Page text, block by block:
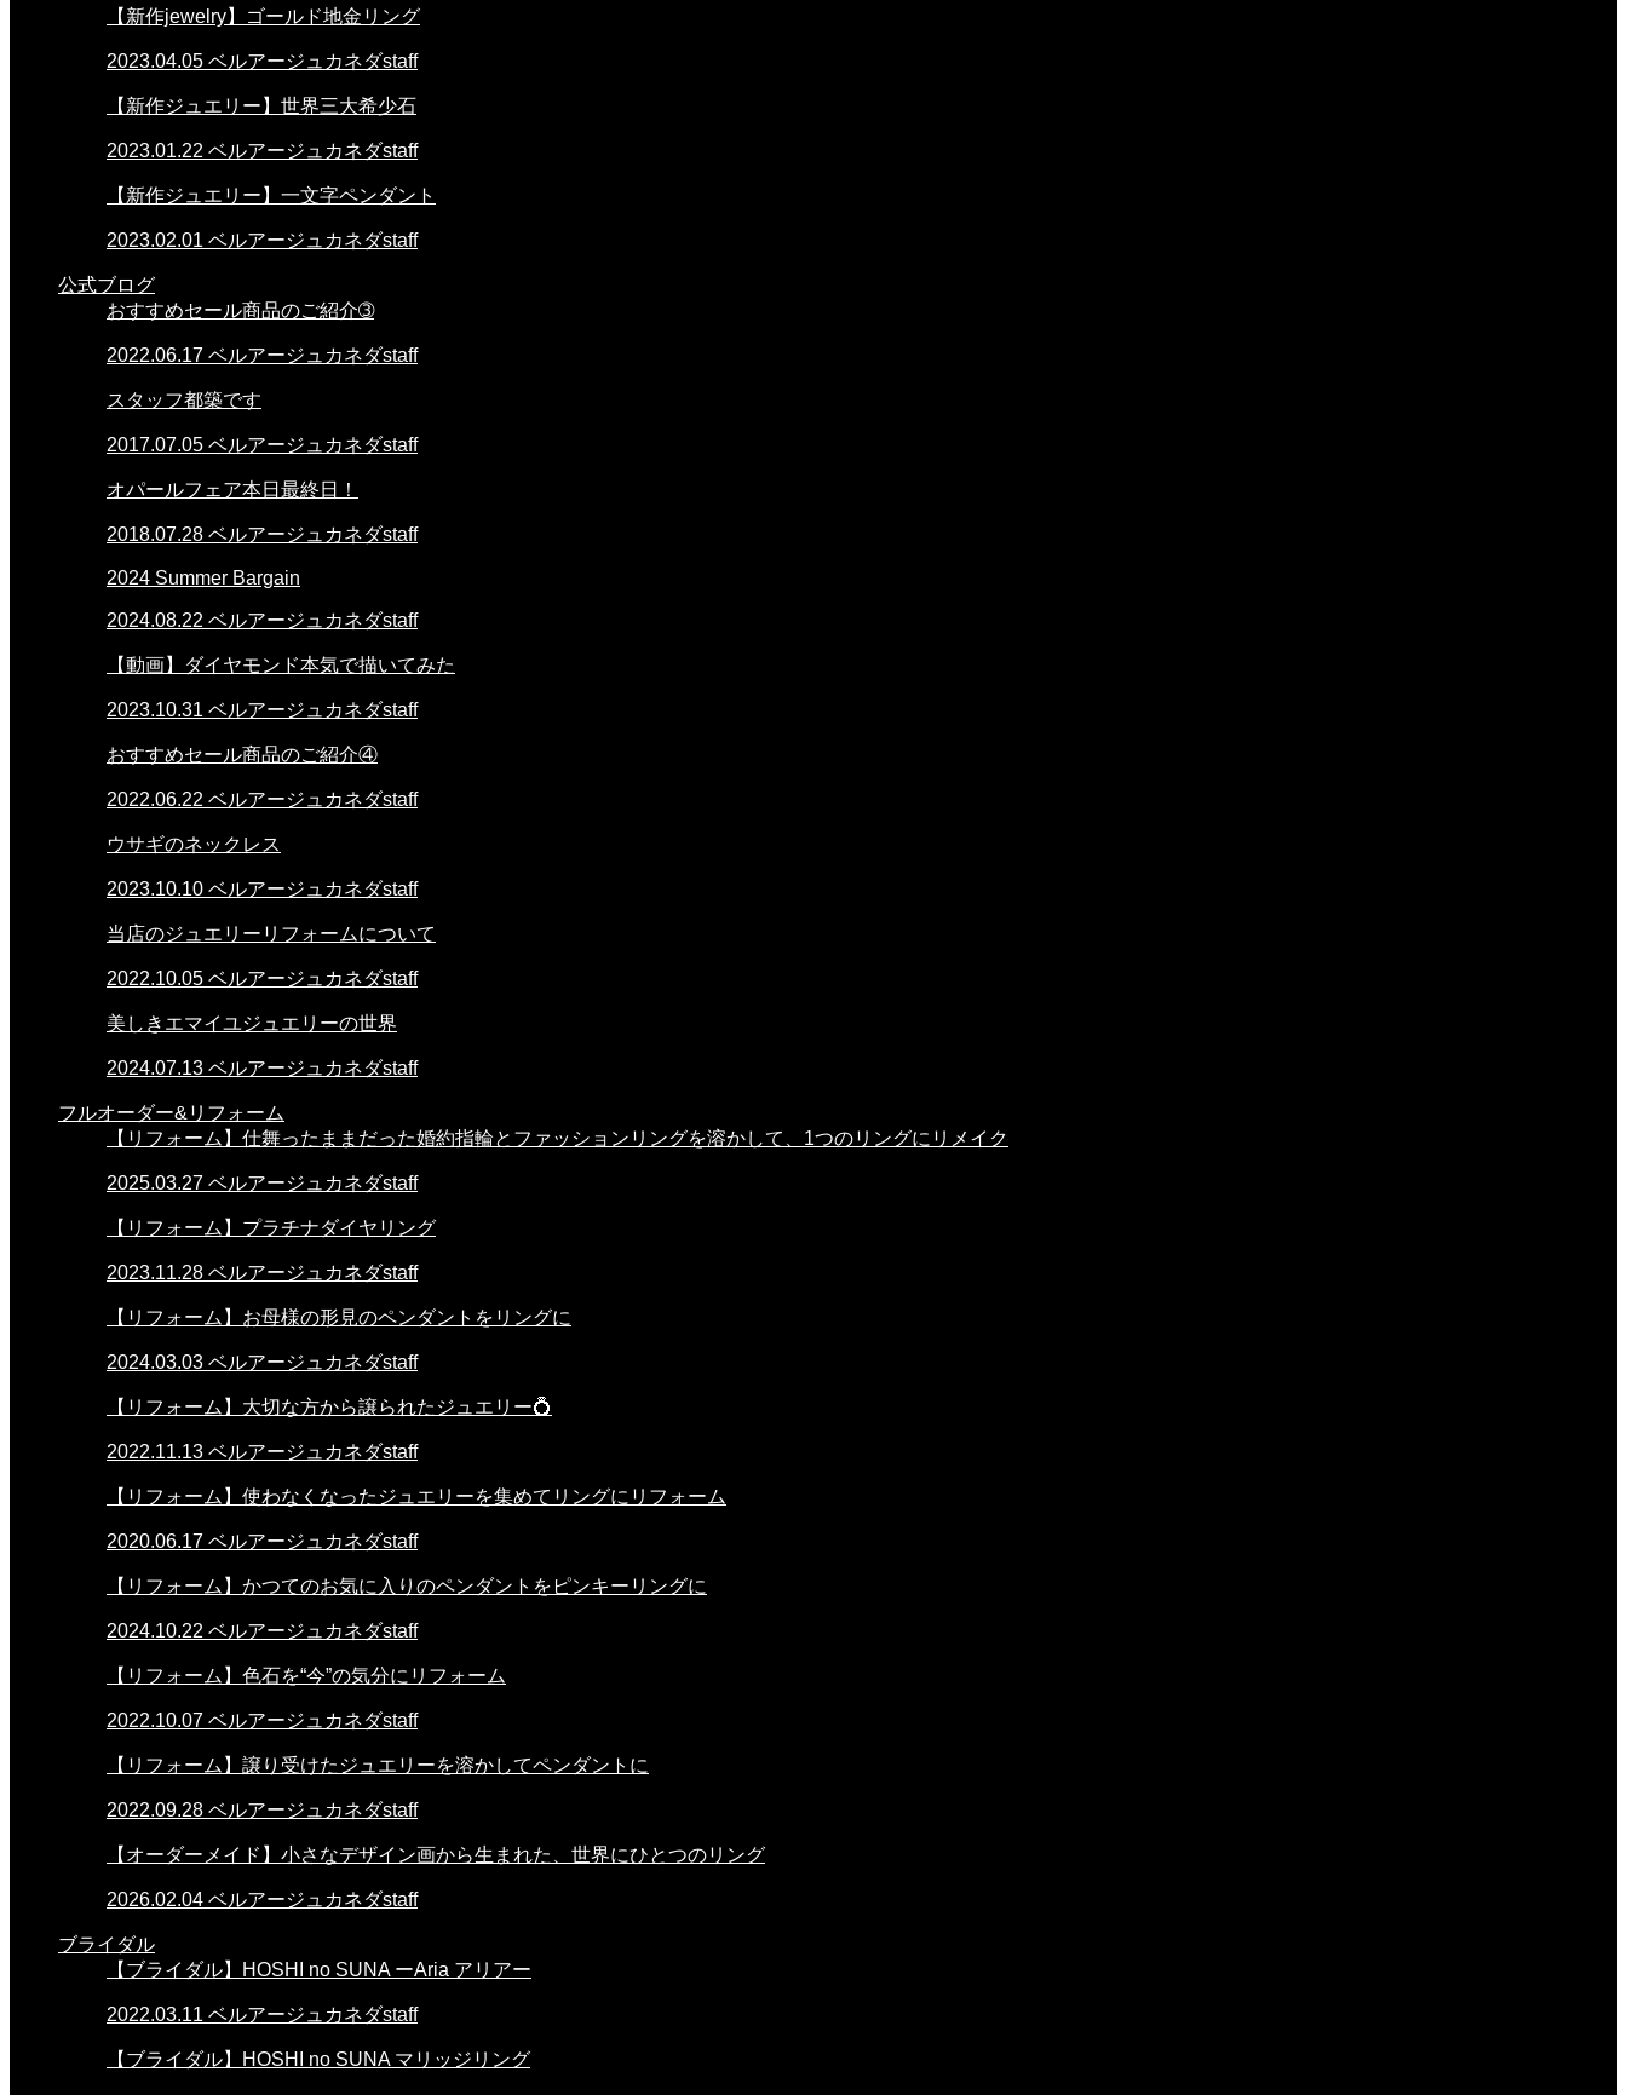
【新作jewelry】ゴールド地金リング
2023.04.05 ベルアージュカネダstaff
【新作ジュエリー】世界三大希少石
2023.01.22 ベルアージュカネダstaff
【新作ジュエリー】一文字ペンダント
2023.02.01 ベルアージュカネダstaff
公式ブログ
おすすめセール商品のご紹介➂
2022.06.17 ベルアージュカネダstaff
スタッフ都築です
2017.07.05 ベルアージュカネダstaff
オパールフェア本日最終日！
2018.07.28 ベルアージュカネダstaff
2024 Summer Bargain
2024.08.22 ベルアージュカネダstaff
【動画】ダイヤモンド本気で描いてみた
2023.10.31 ベルアージュカネダstaff
おすすめセール商品のご紹介④
2022.06.22 ベルアージュカネダstaff
ウサギのネックレス
2023.10.10 ベルアージュカネダstaff
当店のジュエリーリフォームについて
2022.10.05 ベルアージュカネダstaff
美しきエマイユジュエリーの世界
2024.07.13 ベルアージュカネダstaff
フルオーダー&リフォーム
【リフォーム】仕舞ったままだった婚約指輪とファッションリングを溶かして、1つのリングにリメイク
2025.03.27 ベルアージュカネダstaff
【リフォーム】プラチナダイヤリング
2023.11.28 ベルアージュカネダstaff
【リフォーム】お母様の形見のペンダントをリングに
2024.03.03 ベルアージュカネダstaff
【リフォーム】大切な方から譲られたジュエリー💍
2022.11.13 ベルアージュカネダstaff
【リフォーム】使わなくなったジュエリーを集めてリングにリフォーム
2020.06.17 ベルアージュカネダstaff
【リフォーム】かつてのお気に入りのペンダントをピンキーリングに
2024.10.22 ベルアージュカネダstaff
【リフォーム】色石を“今”の気分にリフォーム
2022.10.07 ベルアージュカネダstaff
【リフォーム】譲り受けたジュエリーを溶かしてペンダントに
2022.09.28 ベルアージュカネダstaff
【オーダーメイド】小さなデザイン画から生まれた、世界にひとつのリング
2026.02.04 ベルアージュカネダstaff
ブライダル
【ブライダル】HOSHI no SUNA ーAria アリアー
2022.03.11 ベルアージュカネダstaff
【ブライダル】HOSHI no SUNA マリッジリング